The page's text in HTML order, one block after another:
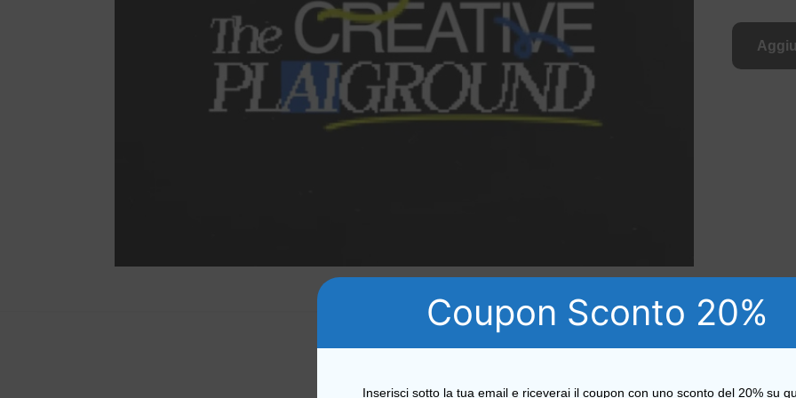
Descrizione
Coupon Sconto 20%
Inserisci sotto la tua email e riceverai il coupon con uno sconto del 20% su